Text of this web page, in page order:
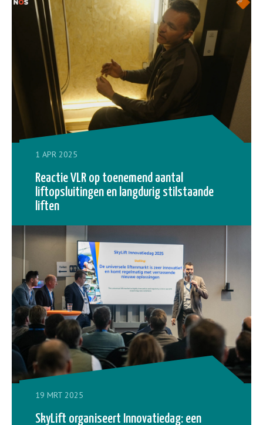
1 APR 2025
Reactie VLR op toenemend aantal
liftopsluitingen en langdurig stilstaande
liften
19 MRT 2025
SkyLift organiseert Innovatiedag: een